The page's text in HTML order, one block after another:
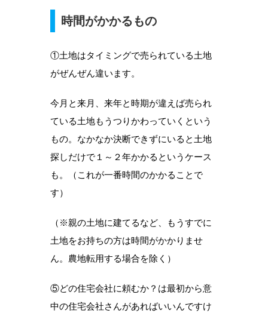
時間がかかるもの
①土地はタイミングで売られている土地
がぜんぜん違います。
今月と来月、来年と時期が違えば売られ
ている土地もうつりかわっていくという
もの。なかなか決断できずにいると土地
探しだけで１～２年かかるというケース
も。（これが一番時間のかかることで
す）
（※親の土地に建てるなど、もうすでに
土地をお持ちの方は時間がかかりませ
ん。農地転用する場合を除く）
⑤どの住宅会社に頼むか？は最初から意
中の住宅会社さんがあればいいんですけ